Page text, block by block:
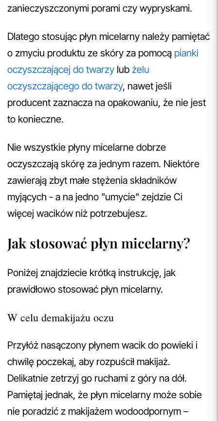
zanieczyszczonymi porami czy wypryskami.
Dlatego stosując płyn micelarny należy pamiętać
o zmyciu produktu ze skóry za pomocą pianki
oczyszczającej do twarzy lub żelu
oczyszczającego do twarzy, nawet jeśli
producent zaznacza na opakowaniu, że nie jest
to konieczne.
Nie wszystkie płyny micelarne dobrze
oczyszczają skórę za jednym razem. Niektóre
zawierają zbyt małe stężenia składników
myjących - a na jedno "umycie" zejdzie Ci
więcej wacików niż potrzebujesz.
Jak stosować płyn micelarny?
Poniżej znajdziecie krótką instrukcję, jak
prawidłowo stosować płyn micelarny.
W celu demakijażu oczu
Przyłóż nasączony płynem wacik do powieki i
chwilę poczekaj, aby rozpuścił makijaż.
Delikatnie zetrzyj go ruchami z góry na dół.
Pamiętaj jednak, że płyn micelarny może sobie
nie poradzić z makijażem wodoodpornym –